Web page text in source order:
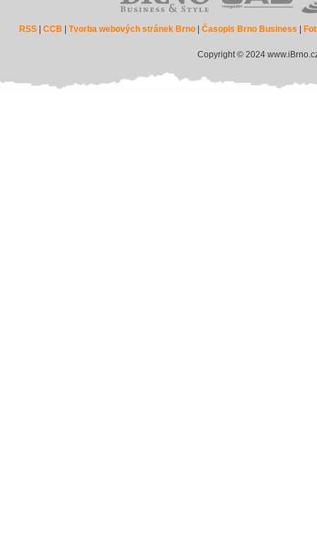
RSS |CCB |Tvorba webových stránek Brno |Časopis Brno Business
Copyright © 2024